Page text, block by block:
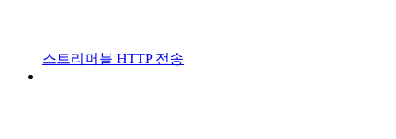
스트리머블 HTTP 전송